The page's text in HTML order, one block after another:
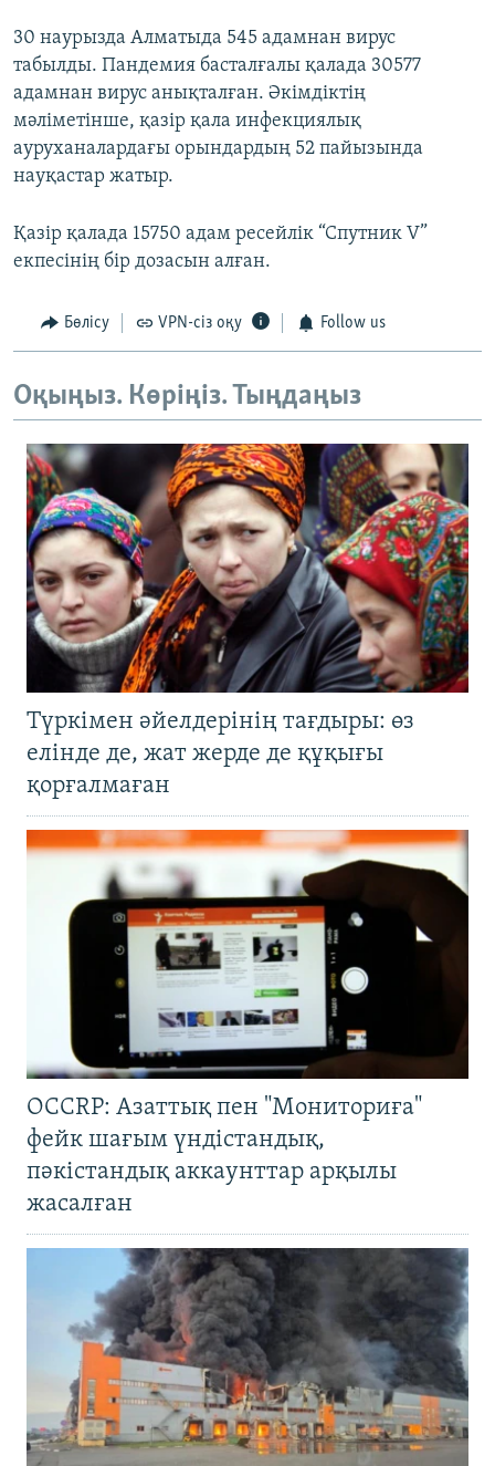
30 наурызда Алматыда 545 адамнан вирус
табылды. Пандемия басталғалы қалада 30577
адамнан вирус анықталған. Әкімдіктің
мәліметінше, қазір қала инфекциялық
ауруханалардағы орындардың 52 пайызында
науқастар жатыр.
Қазір қалада 15750 адам ресейлік “Спутник V”
екпесінің бір дозасын алған.
Бөлісу VPN-сіз оқу Follow us
Оқыңыз. Көріңіз. Тыңдаңыз
Түркімен әйелдерінің тағдыры: өз
елінде де, жат жерде де құқығы
қорғалмаған
OCCRP: Азаттық пен "Мониториға"
фейк шағым үндістандық,
пәкістандық аккаунттар арқылы
жасалған